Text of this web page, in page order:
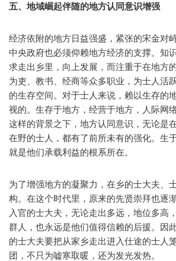
五、地域崛起伴随的地方认同意识增强
经济依附的地方日益强盛，紧张的宋金对
中央政府也必须仰赖地方经济的支撑。知
求走出乡里，向上发展，而注重于在地方
为吏、教书、经商等众多职业，为士人活
的生存空间。对于士人来说，赖以生存的
视的。生存于地方，经营于地方，人际网
这样的背景之下，地方认同意识，无论是
在野的士人，都有了前所未有的强化。生
就是他们承载利益的根系所在。
为了增强地方的凝聚力，在乡的士大夫、
构。在这个时代里，原来的先贤崇拜也逐
入官的士大夫，无论走出多远，地位多高
群人，也永远是他们值得信赖的后援。因
的士大夫要把从家乡走出进入仕途的士人
团，不只为嘘寒取暖，还为发光发热。